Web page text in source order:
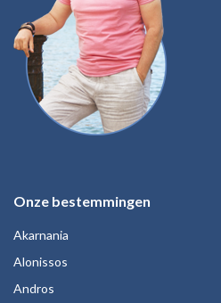
Onze bestemmingen
Akarnania
Alonissos
Andros